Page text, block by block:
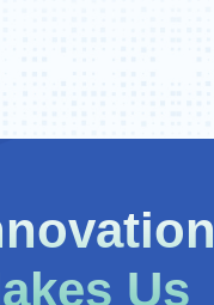
Us